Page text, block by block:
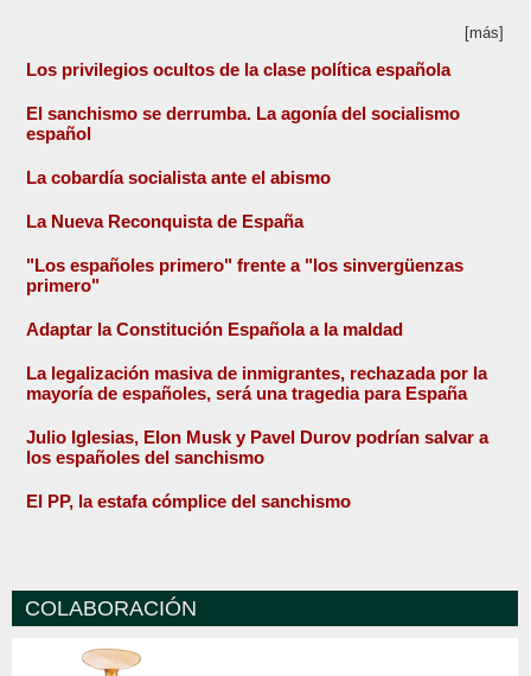
[más]
Los privilegios ocultos de la clase política española
El sanchismo se derrumba. La agonía del socialismo
español
La cobardía socialista ante el abismo
La Nueva Reconquista de España
"Los españoles primero" frente a "los sinvergüenzas
primero"
Adaptar la Constitución Española a la maldad
La legalización masiva de inmigrantes, rechazada por la
mayoría de españoles, será una tragedia para España
Julio Iglesias, Elon Musk y Pavel Durov podrían salvar a
los españoles del sanchismo
El PP, la estafa cómplice del sanchismo
COLABORACIÓN